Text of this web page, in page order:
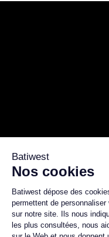
152
Du lundi au
Le